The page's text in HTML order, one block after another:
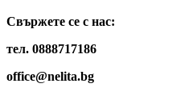
Свържете се с нас:
тел. 0888717186
office@nelita.bg